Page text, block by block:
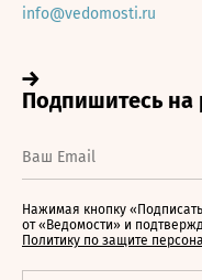
info@vedomosti.ru
Нажимая кнопку
от «Ведомости» и
Политику по защите